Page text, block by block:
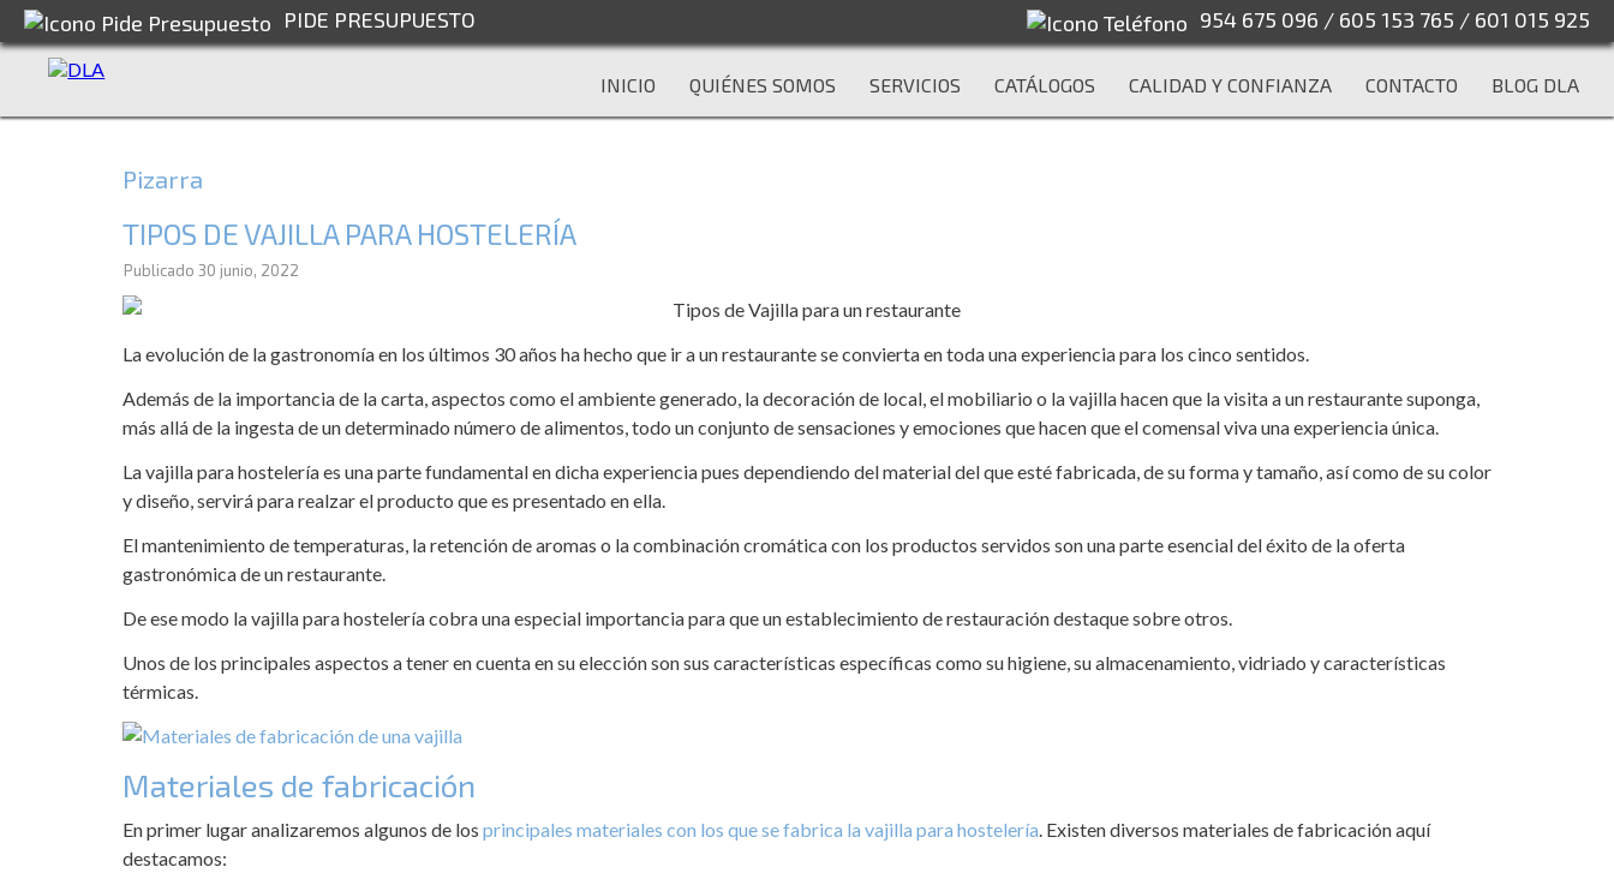
PIDE PRESUPUESTO 954 675 096 / 605 153 765 / 601 015 925
INICIO QUIÉNES SOMOS SERVICIOS CATÁLOGOS CALIDAD Y CONFIANZA CONTACTO BLOG DLA
Pizarra
TIPOS DE VAJILLA PARA HOSTELERÍA
Publicado 30 junio, 2022
La evolución de la gastronomía en los últimos 30 años ha hecho que ir a un restaurante se convierta en toda una experiencia para los cinco sentidos.
Además de la importancia de la carta, aspectos como el ambiente generado, la decoración de local, el mobiliario o la vajilla hacen que la visita a un restaurante suponga,
más allá de la ingesta de un determinado número de alimentos, todo un conjunto de sensaciones y emociones que hacen que el comensal viva una experiencia única.
La vajilla para hostelería es una parte fundamental en dicha experiencia pues dependiendo del material del que esté fabricada, de su forma y tamaño, así como de su color
y diseño, servirá para realzar el producto que es presentado en ella.
El mantenimiento de temperaturas, la retención de aromas o la combinación cromática con los productos servidos son una parte esencial del éxito de la oferta
gastronómica de un restaurante.
De ese modo la vajilla para hostelería cobra una especial importancia para que un establecimiento de restauración destaque sobre otros.
Unos de los principales aspectos a tener en cuenta en su elección son sus características específicas como su higiene, su almacenamiento, vidriado y características
térmicas.
Materiales de fabricación
En primer lugar analizaremos algunos de los principales materiales con los que se fabrica la vajilla para hostelería . Existen diversos materiales de fabricación aquí
destacamos: